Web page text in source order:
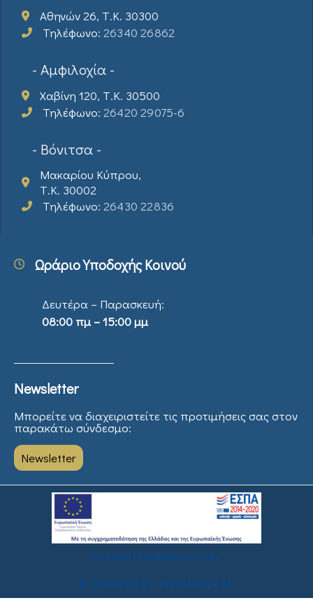
Αθηνών 26, Τ.Κ. 30300
Τηλέφωνο: 26340 26862
- Αμφιλοχία -
Χαβίνη 120, Τ.Κ. 30500
Τηλέφωνο: 26420 29075-6
- Βόνιτσα -
Μακαρίου Κύπρου,
Τ.Κ. 30002
Τηλέφωνο: 26430 22836
Ωράριο Υποδοχής Κοινού
Δευτέρα – Παρασκευή:
08:00 πμ – 15:00 μμ
Newsletter
Μπορείτε να διαχειριστείτε τις προτιμήσεις σας στον
παρακάτω σύνδεσμο:
Newsletter
Δήλωση Προσβασιμότητας
© Powered by Knowledge AE